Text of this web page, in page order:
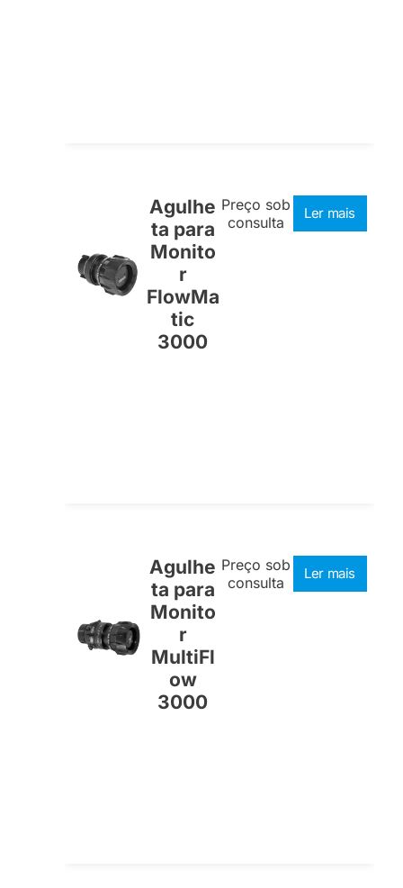
Agulhe
ta para
Monito
r
FlowMa
tic
3000
Preço sob
consulta
Ler mais
Agulhe
ta para
Monito
r
MultiFl
ow
3000
Preço sob
consulta
Ler mais